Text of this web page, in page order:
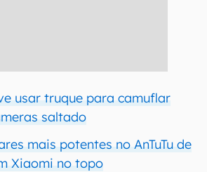
usar truque para camuflar
saltado
mais potentes no AnTuTu de
Xiaomi no topo